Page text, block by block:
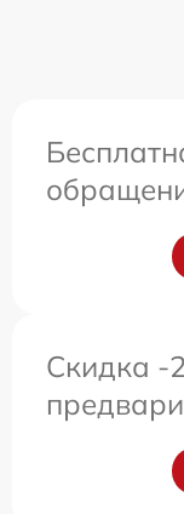
Скидка -